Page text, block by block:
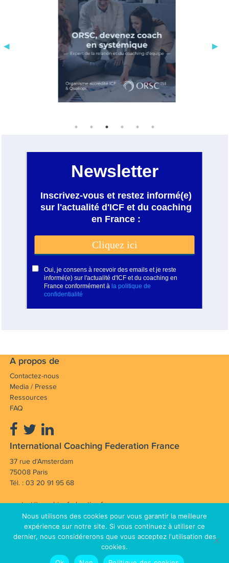
A propos de
Contactez-nous
Media / Presse
Ressources
FAQ
International Coaching Federation France
37 rue d'Amsterdam
75008 Paris
Tél. : 03 20 91 95 68
contact@coachingfederation.fr
Notre mission : Faire avancer et rayonner la
profession de coach en France et dans le monde.
© Copyright 2012 - 2026 International Mentions légales
Nous utilisons des cookies pour vous garantir la meilleure
expérience sur notre site. Si vous continuez à utiliser ce
dernier, nous considérerons que vous acceptez l'utilisation des
cookies.